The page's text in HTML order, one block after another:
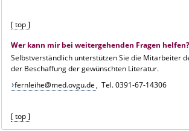
[ top ]
Wer kann mir bei weitergehenden Fragen helfen?
Selbstverständlich unterstützen Sie die Mitarbeiter
der Beschaffung der gewünschten Literatur.
fernleihe@med.ovgu.de, Tel. 0391-67-14306
[ top ]